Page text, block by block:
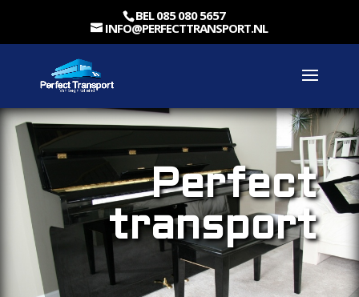
BEL 085 080 5657
INFO@PERFECTTRANSPORT.NL
Perfect
transport